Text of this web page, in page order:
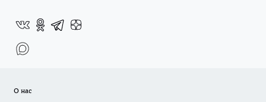
О нас